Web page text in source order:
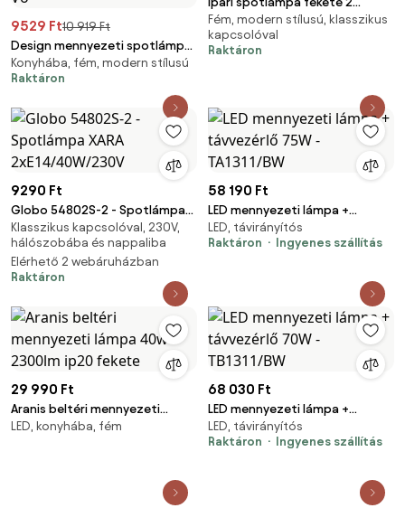
9529 Ft10 919 Ft
Design mennyezeti spotlámpa
fekete GU10 70mm 2-lámpás
állítható - Vo
Konyhába, fém, modern stílusú
Raktáron
lámpás - Suplux
Fém, modern stílusú, klasszikus
kapcsolóval
Raktáron
9290 Ft
Globo 54802S-2 - Spotlámpa
XARA 2xE14/40W/230V
Klasszikus kapcsolóval, 230V,
hálószobába és nappaliba
Elérhető 2 webáruházban
Raktáron
58 190 Ft
LED mennyezeti lámpa +
távvezérlő 75W - TA1311/BW
LED, távirányítós
Raktáron
Ingyenes szállítás
29 990 Ft
Aranis beltéri mennyezeti
lámpa 40w 2300lm ip20 fekete
LED, konyhába, fém
68 030 Ft
LED mennyezeti lámpa +
távvezérlő 70W - TB1311/BW
LED, távirányítós
Raktáron
Ingyenes szállítás